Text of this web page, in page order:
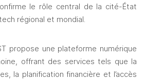
le rôle central de la cité-État
régional et mondial.
propose une plateforme numérique
offrant des services tels que la
la planification financière et l’accès